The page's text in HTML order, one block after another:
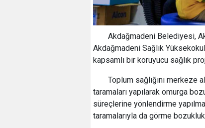
Akdağmadeni Belediyesi,
Akdağmadeni Sağlık
kapsamlı bir koruyucu sağlık
Toplum sağlığını
taramaları yapılarak omurga
süreçlerine yönlendirme
taramalarıyla da görme